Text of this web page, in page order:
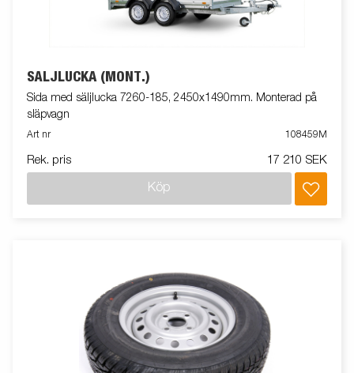
SÄLJLUCKA (MONT.)
Sida med säljlucka 7260-185, 2450x1490mm. Monterad på
släpvagn
Art nr 108459M
Rek. pris 17 210 SEK
Köp